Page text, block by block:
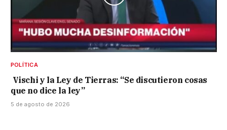
POLÍTICA
Vischi y la Ley de Tierras: “Se discutieron cosas
que no dice la ley”
5 de agosto de 2026